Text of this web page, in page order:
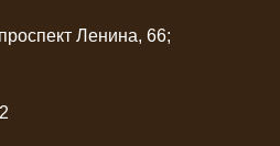
Ленина, 66;